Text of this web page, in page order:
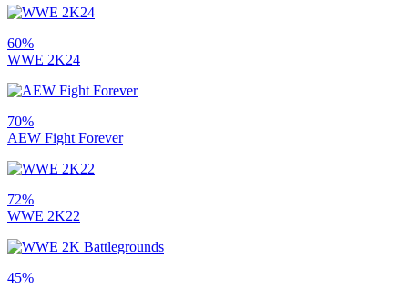
60%
WWE 2K24
70%
AEW Fight Forever
72%
WWE 2K22
45%